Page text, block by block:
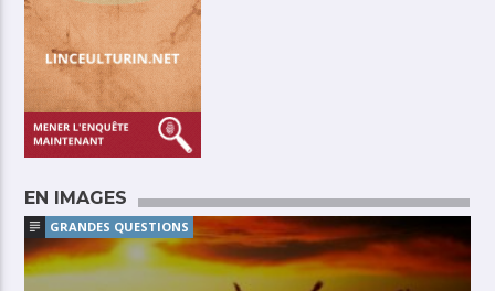
EN IMAGES
GRANDES QUESTIONS